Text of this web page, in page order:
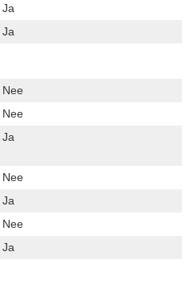
Ja
Ja
Nee
Nee
Ja
Nee
Ja
Nee
Ja